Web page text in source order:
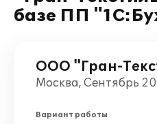
базе ПП
ООО "Гран-
Москва, Сентябрь
Вариант работы